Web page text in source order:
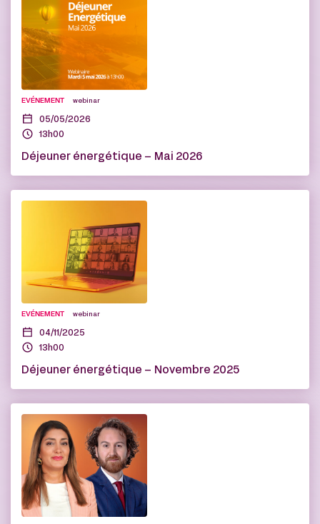
EVÉNEMENT webinar
05/05/2026
13h00
Déjeuner énergétique – Mai 2026
EVÉNEMENT webinar
04/11/2025
13h00
Déjeuner énergétique – Novembre 2025